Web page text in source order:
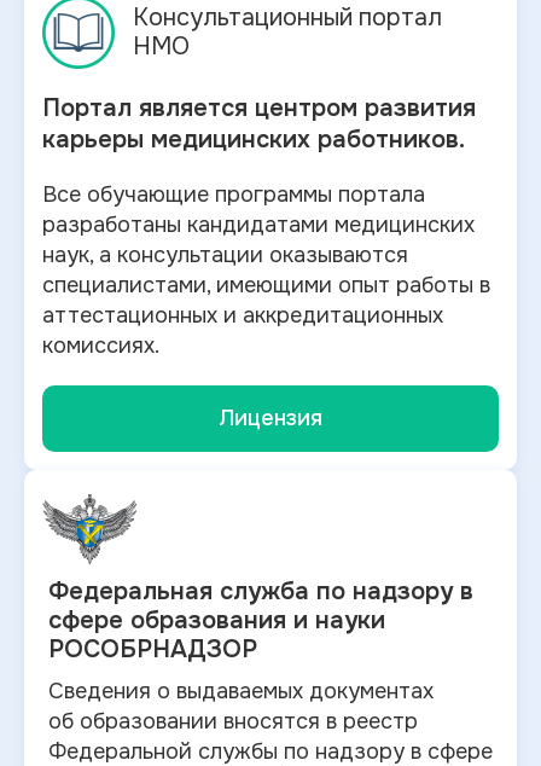
Консультационный портал
НМО
Портал является центром развития
карьеры медицинских работников.
Все обучающие программы портала
разработаны кандидатами медицинских
наук, а консультации оказываются
специалистами, имеющими опыт работы в
аттестационных и аккредитационных
комиссиях.
Лицензия
Федеральная служба по надзору в
сфере образования и науки
РОСОБРНАДЗОР
Сведения о выдаваемых документах
об образовании вносятся в реестр
Федеральной службы по надзору в сфере